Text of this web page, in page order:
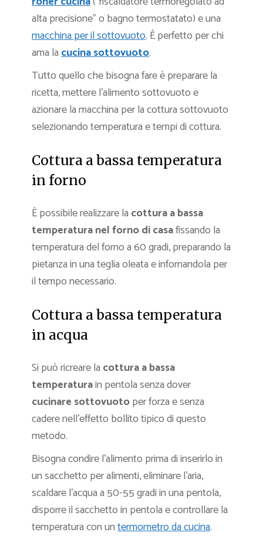
alta precisione” o bagno termostatato) e una
macchina per il sottovuoto. È perfetto per chi
ama lacucina sottovuoto.
Tutto quello che bisogna fare è preparare la
ricetta, mettere l’alimento sottovuoto e
azionare la macchina per la cottura sottovuoto
selezionando temperatura e tempi di cottura.
Cottura a bassa temperatura
in forno
È possibile realizzare la cottura a bassa
temperatura nel forno di casafissando la
temperatura del forno a 60 gradi, preparando la
pietanza in una teglia oleata e infornandola per
il tempo necessario.
Cottura a bassa temperatura
in acqua
Si può ricreare la cottura a bassa
temperaturain pentola senza dover
cucinare sottovuotoper forza e senza
cadere nell’effetto bollito tipico di questo
metodo.
Bisogna condire l’alimento prima di inserirlo in
un sacchetto per alimenti, eliminare l’aria,
scaldare l’acqua a 50-55 gradi in una pentola,
disporre il sacchetto in pentola e controllare la
temperatura con untermometro da cucina.